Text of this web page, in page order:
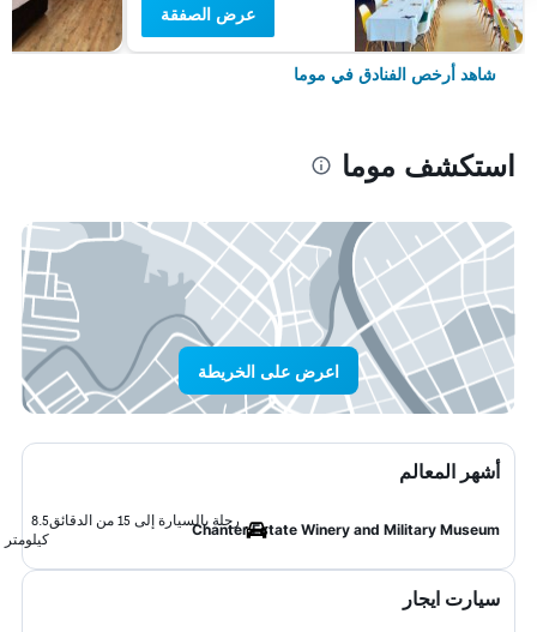
عرض الصفقة
شاهد أرخص الفنادق في موما
استكشف موما
اعرض على الخريطة
أشهر المعالم
Chanter Estate Winery and Military Museum
رحلة بالسيارة إلى 15 من الدقائق
8.5
كيلومتر
سيارت ايجار